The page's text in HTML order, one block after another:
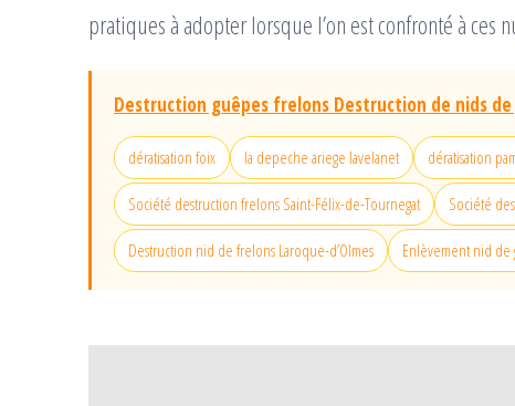
pratiques à adopter lorsque l’on est confronté à ces
Destruction guêpes frelons Destruction de nids
dératisation foix la depeche ariege lavelanet dératisation
Société destruction frelons Saint-Félix-de-Tournegat Société
Destruction nid de frelons Laroque-d’Olmes Enlèvement nid de